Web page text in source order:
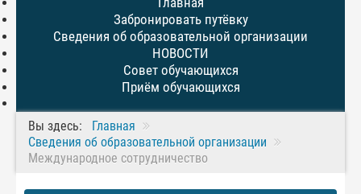
Забронировать путёвку
Сведения об образовательной организации
НОВОСТИ
Совет обучающихся
Приём обучающихся
Вы здесь:
Главная
Сведения об образовательной организации
Международное сотрудничество